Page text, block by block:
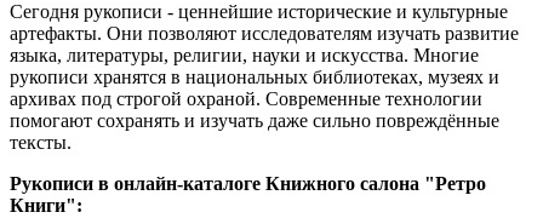
Сегодня рукописи - ценнейшие исторические и культурные
артефакты. Они позволяют исследователям изучать развитие
языка, литературы, религии, науки и искусства. Многие
рукописи хранятся в национальных библиотеках, музеях и
архивах под строгой охраной. Современные технологии
помогают сохранять и изучать даже сильно повреждённые
тексты.
Рукописи в онлайн-каталоге Книжного салона "Ретро
Книги":